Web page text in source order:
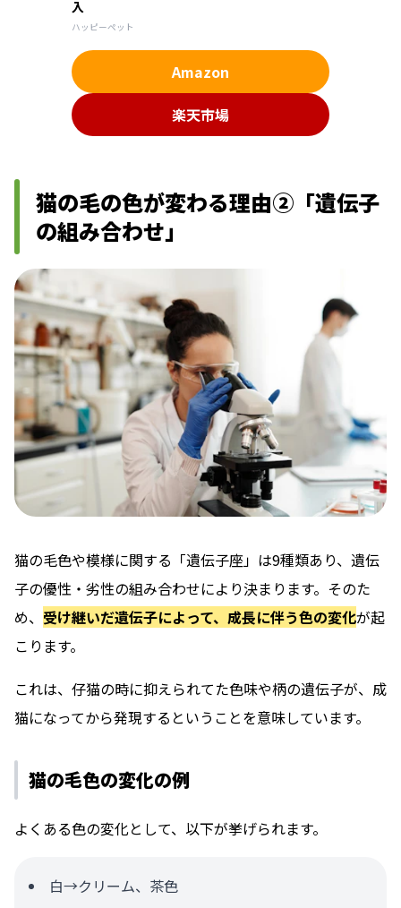
入
ハッピーペット
Amazon
楽天市場
猫の毛の色が変わる理由②「遺伝子
の組み合わせ」
猫の毛色や模様に関する「遺伝子座」は9種類あり、遺伝
子の優性・劣性の組み合わせにより決まります。そのた
め、 受け継いだ遺伝子によって、成長に伴う色の変化が起
こります。
これは、仔猫の時に抑えられてた色味や柄の遺伝子が、成
猫になってから発現するということを意味しています。
猫の毛色の変化の例
よくある色の変化として、以下が挙げられます。
白→クリーム、茶色